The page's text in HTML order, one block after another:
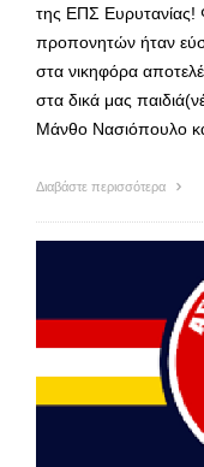
της ΕΠΣ Ευρυτανίας!
προπονητών ήταν
στα νικηφόρα
στα δικά μας
Μάνθο Νασιόπουλο
Διαβάστε περισσότερα